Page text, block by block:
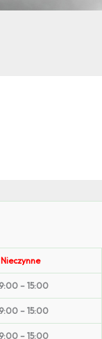
Nieczynne
– 15:00
– 15:00
– 15:00